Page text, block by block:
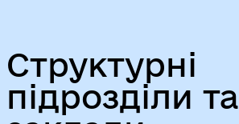
Структурні
підрозділи та